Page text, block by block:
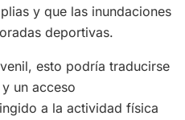
y que las inundaciones
deportivas.
esto podría traducirse
un acceso
a la actividad física